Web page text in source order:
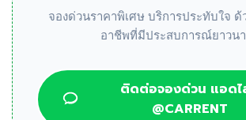
จองด่วนราคาพิเศษ บริการประทับใจ
อาชีพที่มีประสบการณ์ยาวน
ติดต่อจองด่วน แอด
@CARRENT